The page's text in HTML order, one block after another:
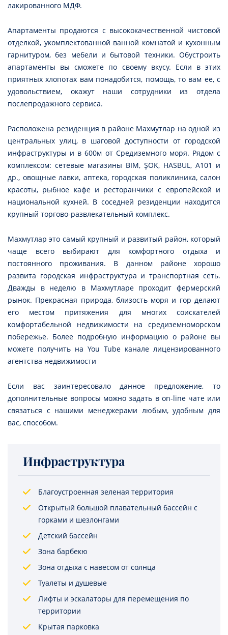
лакированного МДФ.
Апартаменты продаются с высококачественной чистовой
отделкой, укомплектованной ванной комнатой и кухонным
гарнитуром, без мебели и бытовой техники. Обустроить
апартаменты вы сможете по своему вкусу. Если в этих
приятных хлопотах вам понадобится, помощь, то вам ее, с
удовольствием, окажут наши сотрудники из отдела
послепродажного сервиса.
Расположена резиденция в районе Махмутлар на одной из
центральных улиц, в шаговой доступности от городской
инфраструктуры и в 600м от Средиземного моря. Рядом с
комплексом: сетевые магазины BIM, ŞOK, HASBUL, A101 и
др., овощные лавки, аптека, городская поликлиника, салон
красоты, рыбное кафе и ресторанчики с европейской и
национальной кухней. В соседней резиденции находится
крупный торгово-развлекательный комплекс.
Махмутлар это самый крупный и развитый район, который
чаще всего выбирают для комфортного отдыха и
постоянного проживания. В данном районе хорошо
развита городская инфраструктура и транспортная сеть.
Дважды в неделю в Махмутларе проходит фермерский
рынок. Прекрасная природа, близость моря и гор делают
его местом притяжения для многих соискателей
комфортабельной недвижимости на средиземноморском
побережье. Более подробную информацию о районе вы
можете получить на You Tube канале лицензированного
агентства недвижимости
Если вас заинтересовало данное предложение, то
дополнительные вопросы можно задать в on-line чате или
связаться с нашими менеджерами любым, удобным для
вас, способом.
Инфраструктура
Благоустроенная зеленая территория
Открытый большой плавательный бассейн с
горками и шезлонгами
Детский бассейн
Зона барбекю
Зона отдыха с навесом от солнца
Туалеты и душевые
Лифты и эскалаторы для перемещения по
территории
Крытая парковка